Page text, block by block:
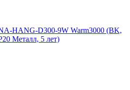
HANG-D300-9W Warm3000 (BK,
Металл, 5 лет)